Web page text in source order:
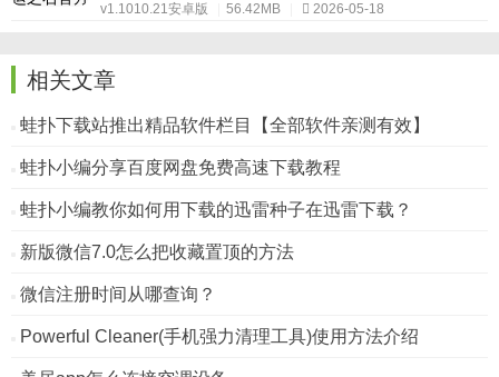
v1.1010.21安卓版 56.42MB 2026-05-18
相关文章
蛙扑下载站推出精品软件栏目【全部软件亲测有效】
蛙扑小编分享百度网盘免费高速下载教程
蛙扑小编教你如何用下载的迅雷种子在迅雷下载？
新版微信7.0怎么把收藏置顶的方法
微信注册时间从哪查询？
Powerful Cleaner(手机强力清理工具)使用方法介绍